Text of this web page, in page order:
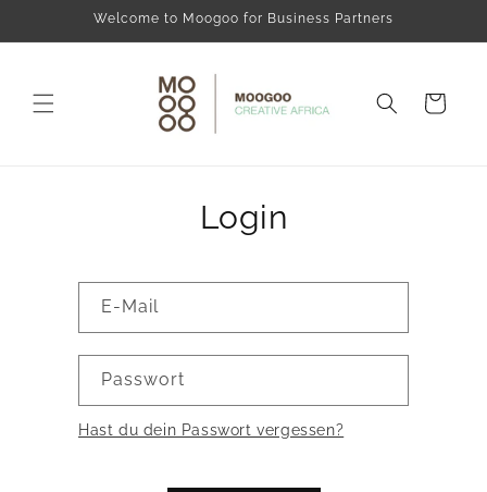
Inhalt
Welcome to Moogoo for Business Partners
Warenkorb
Login
E-Mail
Passwort
Hast du dein Passwort vergessen?